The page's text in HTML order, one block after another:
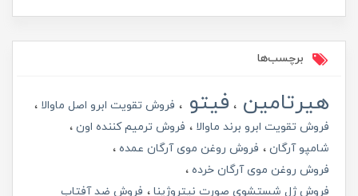
برچسب‌ها
هیرتامین فیتو
فروش تقویت ابرو اصل ماوالا
فروش تقویت ابرو برند ماوالا
فروش ترمیم کننده اون
شامپو آرگان
فروش روغن موی آرگان عمده
فروش روغن موی آرگان خرده
فروش ژل شستشوی صورت نیتروژینا
فروش ضد آفتاب